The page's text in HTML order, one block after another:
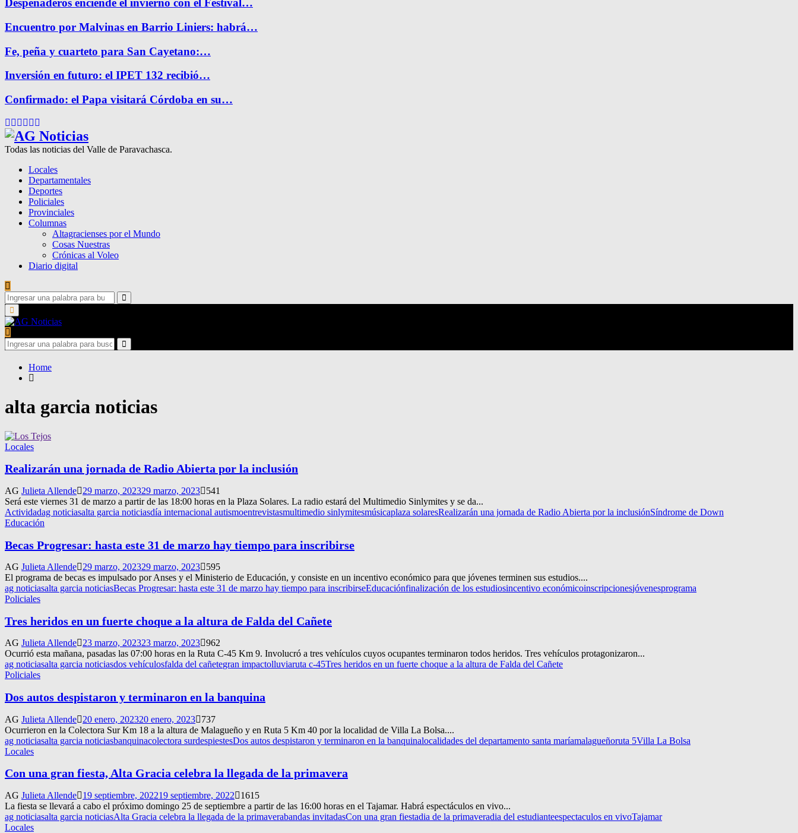
Despeñaderos enciende el invierno con el Festival…
Encuentro por Malvinas en Barrio Liniers: habrá…
Fe, peña y cuarteto para San Cayetano:…
Inversión en futuro: el IPET 132 recibió…
Confirmado: el Papa visitará Córdoba en su…
Facebook
Twitter
Instagram
Pinterest
Google
Todas las noticias del Valle de Paravachasca.
Locales
Departamentales
Deportes
Policiales
Provinciales
Columnas
Altagracienses por el Mundo
Cosas Nuestras
Crónicas al Voleo
Diario digital
Search
for:
Search
Primary
Menu
Search
for:
Search
Home
alta garcia noticias
Locales
Realizarán una jornada de Radio Abierta por la inclusión
AG Julieta Allende 29 marzo, 202329 marzo, 2023
541
Será este viernes 31 de marzo a partir de las 18:00 horas en la Plaza Solares. La radio estará del Multimedio Sinlymites y se da...
Actividadag noticiasalta garcia noticiasdía internacional autismoentrevistasmultimedio sinlymitesmúsicaplaza solaresRealizarán una jornada de Radio Abierta por la inclusiónSíndrome de Down
Educación
Becas Progresar: hasta este 31 de marzo hay tiempo para inscribirse
AG Julieta Allende 29 marzo, 202329 marzo, 2023
595
El programa de becas es impulsado por Anses y el Ministerio de Educación, y consiste en un incentivo económico para que jóvenes terminen sus estudios....
ag noticiasalta garcia noticiasBecas Progresar: hasta este 31 de marzo hay tiempo para inscribirseEducaciónfinalización de los estudiosincentivo económicoinscripcionesjóvenesprograma
Policiales
Tres heridos en un fuerte choque a la altura de Falda del Cañete
AG Julieta Allende 23 marzo, 202323 marzo, 2023 962
Ocurrió esta mañana, pasadas las 07:00 horas en la Ruta C-45 Km 9. Involucró a tres vehículos cuyos ocupantes terminaron todos heridos. Tres vehículos protagonizaron...
ag noticiasalta garcia noticiasdos vehículosfalda del cañetegran impactolluviaruta c-45Tres heridos en un fuerte choque a la altura de Falda del Cañete
Policiales
Dos autos despistaron y terminaron en la banquina
AG Julieta Allende 20 enero, 202320 enero, 2023
737
Ocurrieron en la Colectora Sur Km 18 a la altura de Malagueño y en Ruta 5 Km 40 por la localidad de Villa La Bolsa....
ag noticiasalta garcia noticiasbanquinacolectora surdespiestesDos autos despistaron y terminaron en la banquinalocalidades del departamento santa maríamalagueñoruta 5Villa La Bolsa
Locales
Con una gran fiesta, Alta Gracia celebra la llegada de la primavera
AG Julieta Allende 19 septiembre, 202219 septiembre, 2022
1615
La fiesta se llevará a cabo el próximo domingo 25 de septiembre a partir de las 16:00 horas en el Tajamar. Habrá espectáculos en vivo...
ag noticiasalta garcia noticiasAlta Gracia celebra la llegada de la primaverabandas invitadasCon una gran fiestadia de la primaveradia del estudianteespectaculos en vivoTajamar
Locales